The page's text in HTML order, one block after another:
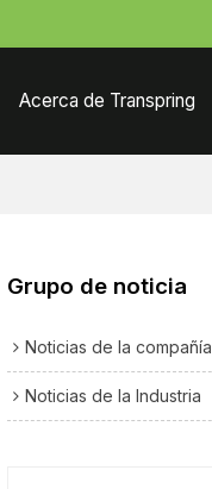
Acerca de Transpring
Grupo de noticia
Noticias de la compañía
Noticias de la Industria